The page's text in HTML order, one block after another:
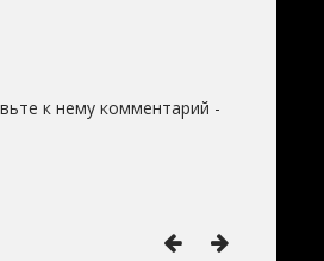
к нему комментарий -